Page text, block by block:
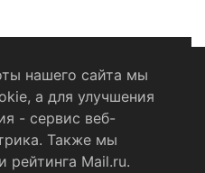
персональных данных
нашего сайта мы
а для улучшения
- сервис веб-
Также мы
рейтинга Mail.ru.